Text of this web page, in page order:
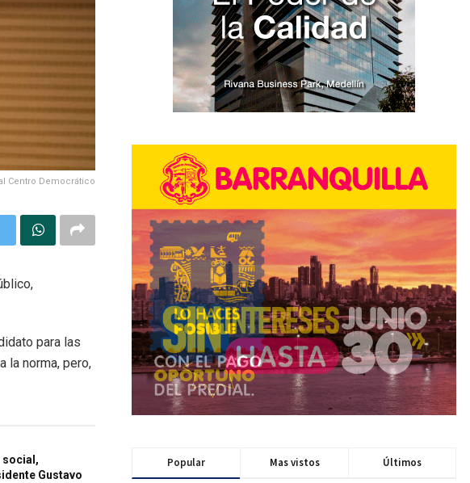
Centro Democrático
para las
la norma, pero,
social,
Gustavo
Popular Mas vistos Últimos